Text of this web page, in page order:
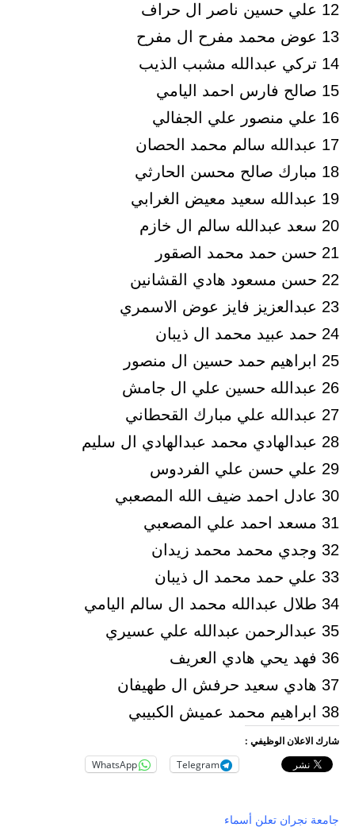
12 علي حسين ناصر ال حراف
13 عوض محمد مفرح ال مفرح
14 تركي عبدالله مشبب الذيب
15 صالح فارس احمد اليامي
16 علي منصور علي الجفالي
17 عبدالله سالم محمد الحصان
18 مبارك صالح محسن الحارثي
19 عبدالله سعيد معيض الغرابي
20 سعد عبدالله سالم ال خازم
21 حسن حمد محمد الصقور
22 حسن مسعود هادي القشانين
23 عبدالعزيز فايز عوض الاسمري
24 حمد عبيد محمد ال ذيبان
25 ابراهيم حمد حسين ال منصور
26 عبدالله حسين علي ال جامش
27 عبدالله علي مبارك القحطاني
28 عبدالهادي محمد عبدالهادي ال سليم
29 علي حسن علي الفردوس
30 عادل احمد ضيف الله المصعبي
31 مسعد احمد علي المصعبي
32 وجدي محمد محمد زيدان
33 علي حمد محمد ال ذيبان
34 طلال عبدالله محمد ال سالم اليامي
35 عبدالرحمن عبدالله علي عسيري
36 فهد يحي هادي العريف
37 هادي سعيد حرفش ال طهيفان
38 ابراهيم محمد عميش الكبيبي
شارك الاعلان الوظيفي :
Telegram
WhatsApp
جامعة نجران تعلن أسماء